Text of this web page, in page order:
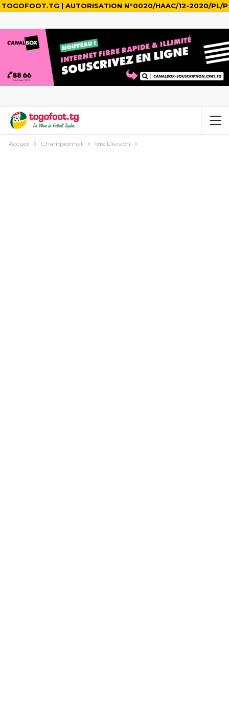
TOGOFOOT.TG | AUTORISATION N°0020/HAAC/12-2020/PL/P
Accueil Championnat 1ère Division